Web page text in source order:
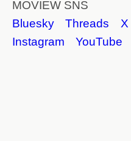
MOVIEW SNS
Bluesky
Threads
X
Instagram
YouTube